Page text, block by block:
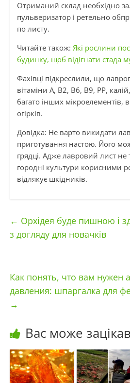
Отриманий склад необхідно
пульверизатор і ретельно
по листу.
Читайте також: Які рослини
будинку, щоб відігнати стада
Фахівці підкреслили, що
вітаміни А, В2, В6, В9, РР,
багато інших мікроелементів,
огірків.
Довідка: Не варто викидати
приготування настою. Його
грядці. Адже лавровий лист не
городні культури корисними
відлякує шкідників.
← Орхідея буде пишною і
з догляду для новачків
Как понять, что вам нужен
давления: шпаргалка для
→
Вас може